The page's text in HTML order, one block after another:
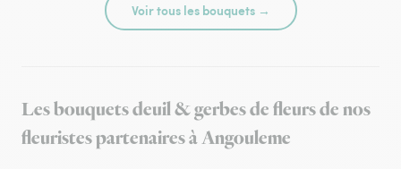
Voir tous les bouquets →
Les bouquets deuil & gerbes de fleurs de nos
fleuristes partenaires à Angouleme